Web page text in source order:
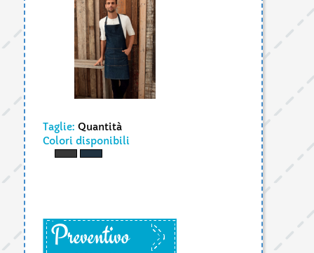
Taglie: Quantità
Colori disponibili
Preventivo